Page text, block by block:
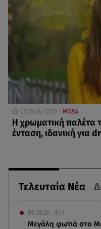
Τελευταία Νέα
09.08.26 , 19:11
Μεγάλη φωτιά στο
01.08.26, 12:00 ΜΟΔΑ
Η χρωματική παλέτα
ένταση, ιδανική για